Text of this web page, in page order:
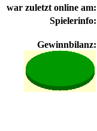
war zuletzt online am:
Spielerinfo:
Gewinnbilanz: